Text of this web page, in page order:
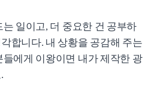
일이고, 더 중요한 건 공부하
합니다. 내 상황을 공감해 주는
에게 이왕이면 내가 제작한 광